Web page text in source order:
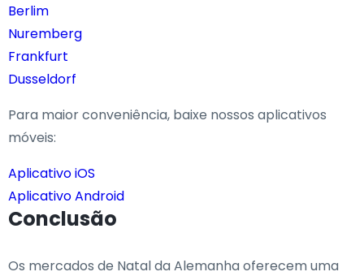
Berlim
Nuremberg
Frankfurt
Dusseldorf
Para maior conveniência, baixe nossos aplicativos
móveis:
Aplicativo iOS
Aplicativo Android
Conclusão
Os mercados de Natal da Alemanha oferecem uma